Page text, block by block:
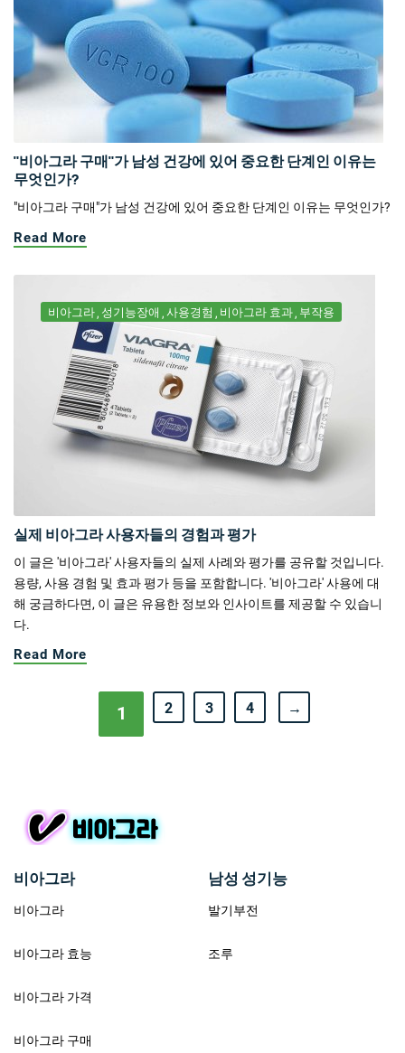
"비아그라 구매"가 남성 건강에 있어 중요한 단계인 이유는
무엇인가?
"비아그라 구매"가 남성 건강에 있어 중요한 단계인 이유는 무엇인가?
Read More
비아그라 성기능장애 사용경험 비아그라 효과 부작용
실제 비아그라 사용자들의 경험과 평가
이 글은 '비아그라' 사용자들의 실제 사례와 평가를 공유할 것입니다.
용량, 사용 경험 및 효과 평가 등을 포함합니다. '비아그라' 사용에 대
해 궁금하다면, 이 글은 유용한 정보와 인사이트를 제공할 수 있습니
다.
Read More
1 2 3 4 →
비아그라
비아그라
비아그라 효능
비아그라 가격
비아그라 구매
남성 성기능
발기부전
조루